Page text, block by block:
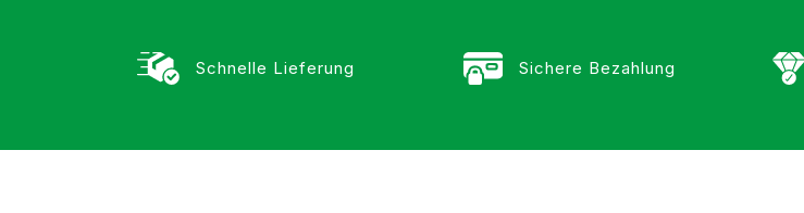
Schnelle Lieferung Sichere Bezahlung